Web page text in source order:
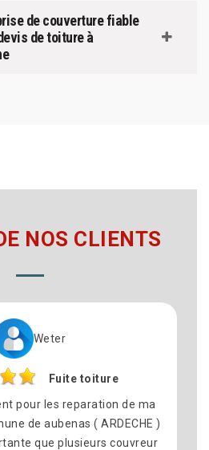
de couverture fiable
de toiture à
NOS CLIENTS
)
Nous avons fait appel à
pour le remplacement
commune dé